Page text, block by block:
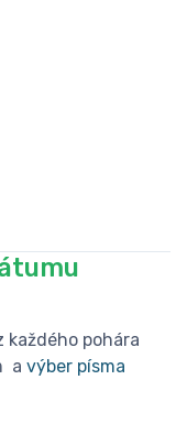
každého pohára
a výber písma